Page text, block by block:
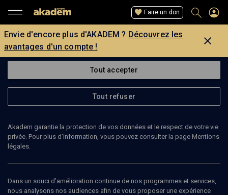
Faire un don
Envie d'encore plus d'AKADEM ? Découvrez les
avantages d'un compte !
Tout accepter
Tout refuser
Akadem garantie la protection de vos données et le respect de votre vie
privée. Pour plus d’information, vous pouvez consulter la page Mentions
légales.
Dans un souci d’amélioration continue de nos programmes et services,
nous analysons nos audiences afin de vous proposer une expérience